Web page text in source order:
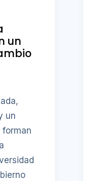
un
un
forman